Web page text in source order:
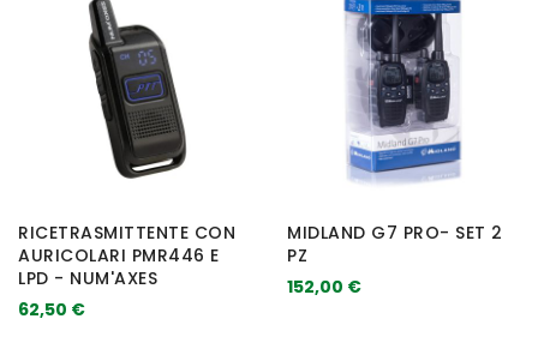
RICETRASMITTENTE CON
AURICOLARI PMR446 E
LPD - NUM'AXES
62,50 €
MIDLAND G7 PRO- SET 2
PZ
152,00 €